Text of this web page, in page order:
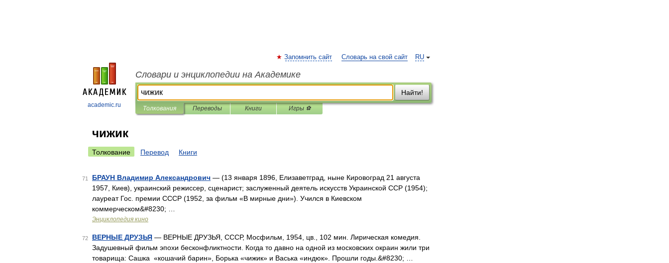
academic.ru
RU
Запомнить сайт Словарь на свой сайт
Словари и энциклопедии на Академике
Найти!
Толкования Переводы Книги Игры ⚽
чижик
Толкование Перевод Книги
71 БРАУН Владимир Александрович — (13 января 1896, Елизаветград, ныне Кировоград 21 августа
1957, Киев), украинский режиссер, сценарист; заслуженный деятель искусств Украинской ССР (1954);
лауреат Гос. премии СССР (1952, за фильм «В мирные дни»). Учился в Киевском
коммерческом&#8230; …
Энциклопедия кино
72 ВЕРНЫЕ ДРУЗЬЯ — ВЕРНЫЕ ДРУЗЬЯ, СССР, Мосфильм, 1954, цв., 102 мин. Лирическая комедия.
Задушевный фильм эпохи бесконфликтности. Когда то давно на одной из московских окраин жили три
товарища: Сашка «кошачий барин», Борька «чижик» и Васька «индюк». Прошли годы.&#8230; …